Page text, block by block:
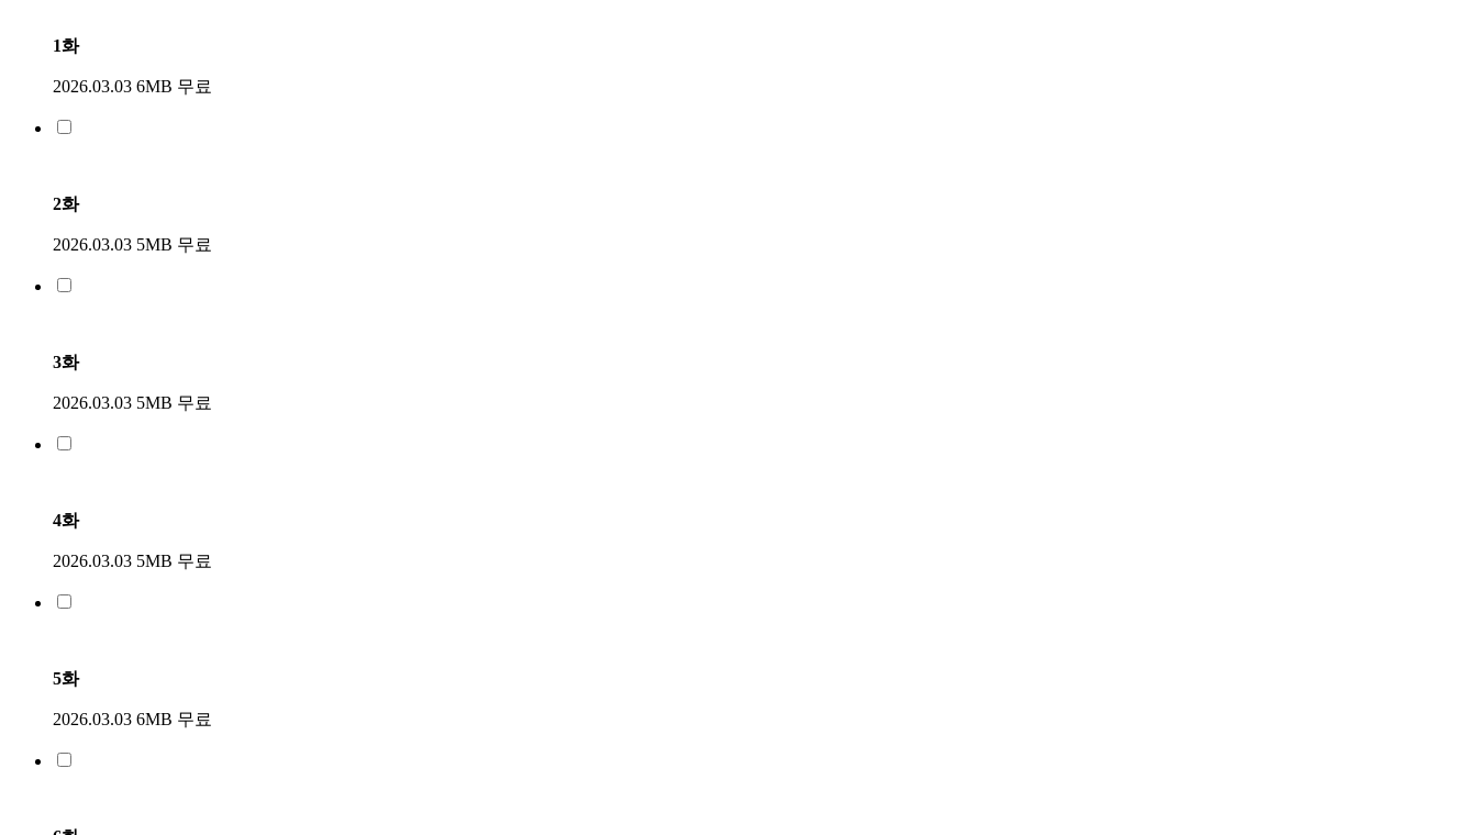
1화
2026.03.03 6MB 무료
2화
2026.03.03 5MB 무료
3화
2026.03.03 5MB 무료
4화
2026.03.03 5MB 무료
5화
2026.03.03 6MB 무료